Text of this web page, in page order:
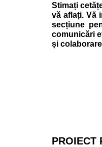
Stimați
vă aflați. Vă
secțiune
comunicări
și
PROIECT